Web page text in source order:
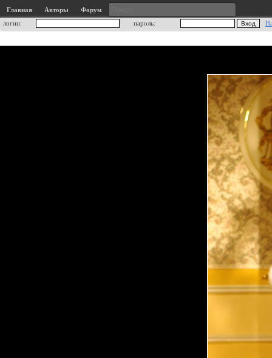
Главная Авторы
Форум
логин:
пароль: